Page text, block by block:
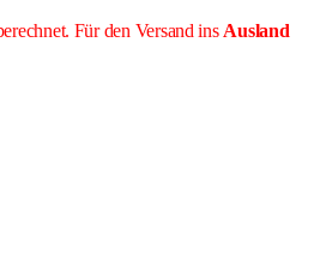
Für den Versand ins Ausland